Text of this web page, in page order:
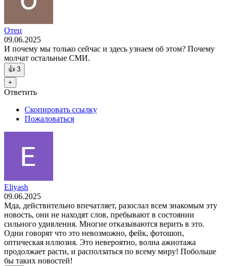
Отец
09.06.2025
И почему мы только сейчас и здесь узнаем об этом? Почему
молчат остальные СМИ.
👍 3
+
Ответить
Скопировать ссылку
Пожаловаться
Eliyash
09.06.2025
Мда, действительно впечатляет, разослал всем знакомым эту
новость, они не находят слов, пребывают в состоянии
сильного удивления. Многие отказываются верить в это.
Одни говорят что это невозможно, фейк, фотошоп,
оптическая иллюзия. Это невероятно, волна ажиотажа
продолжает расти, и расползаться по всему миру! Побольше
бы таких новостей!